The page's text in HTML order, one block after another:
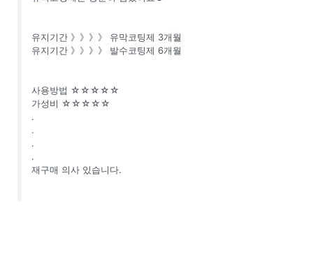
유지기간 》》》》 유막코팅제 3개월
유지기간 》》》》 발수코팅제 6개월
사용방법 ☆☆☆☆☆
가성비 ☆☆☆☆☆
.
.
.
.
재구매 의사 있습니다.